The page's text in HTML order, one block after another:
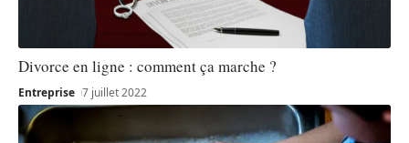
Divorce en ligne : comment ça marche ?
Entreprise 7 juillet 2022